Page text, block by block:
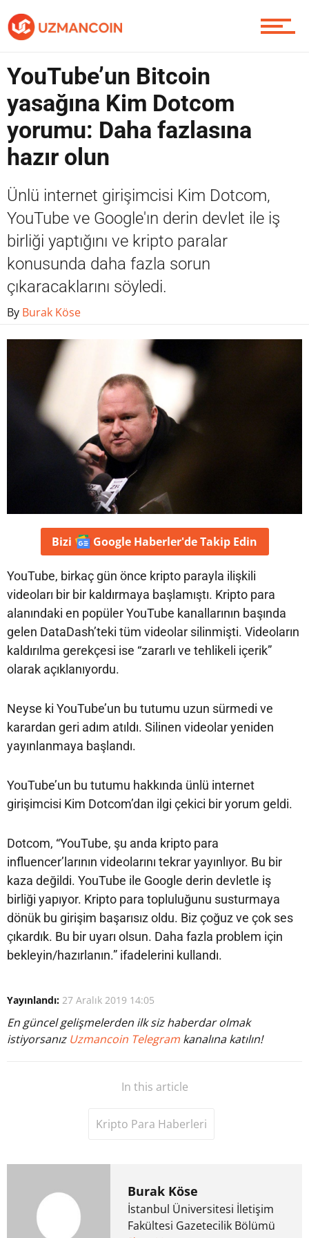
Yazarlardan
Piyasa
Soru Sor
Contact / İletişim
YouTube’un Bitcoin
yasağına Kim Dotcom
yorumu: Daha fazlasına
hazır olun
Ünlü internet girişimcisi Kim Dotcom,
YouTube ve Google'ın derin devlet ile iş
birliği yaptığını ve kripto paralar
konusunda daha fazla sorun
çıkaracaklarını söyledi.
By Burak Köse
Bizi Google Haberler'deTakip Edin
YouTube, birkaç gün önce kripto parayla ilişkili
videoları bir bir kaldırmaya başlamıştı. Kripto para
alanındaki en popüler YouTube kanallarının başında
gelen DataDash’teki tüm videolar silinmişti. Videoların
kaldırılma gerekçesi ise “zararlı ve tehlikeli içerik”
olarak açıklanıyordu.
Neyse ki YouTube’un bu tutumu uzun sürmedi ve
karardan geri adım atıldı. Silinen videolar yeniden
yayınlanmaya başlandı.
YouTube’un bu tutumu hakkında ünlü internet
girişimcisi Kim Dotcom’dan ilgi çekici bir yorum geldi.
Dotcom, “YouTube, şu anda kripto para
influencer’larının videolarını tekrar yayınlıyor. Bu bir
kaza değildi. YouTube ile Google derin devletle iş
birliği yapıyor. Kripto para topluluğunu susturmaya
dönük bu girişim başarısız oldu. Biz çoğuz ve çok ses
çıkardık. Bu bir uyarı olsun. Daha fazla problem için
bekleyin/hazırlanın.” ifadelerini kullandı.
Yayınlandı: 27 Aralık 2019 14:05
En güncel gelişmelerden ilk siz haberdar olmak
istiyorsanız Uzmancoin Telegram kanalına katılın!
In this article
Kripto Para Haberleri
Burak Köse
İstanbul Üniversitesi İletişim
Fakültesi Gazetecilik Bölümü